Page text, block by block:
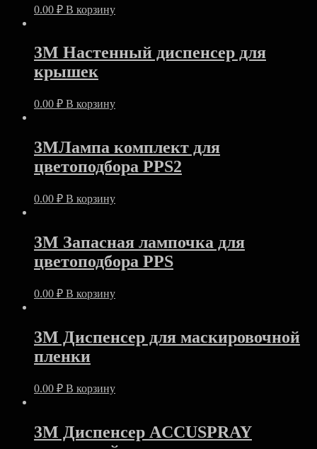
0.00 ₽ В корзину
3M Настенный диспенсер для
крышек
0.00 ₽ В корзину
3MЛампа комплект для
цветоподбора PPS2
0.00 ₽ В корзину
3M Запасная лампочка для
цветоподбора PPS
0.00 ₽ В корзину
3M Диспенсер для маскировочной
пленки
0.00 ₽ В корзину
3M Диспенсер ACCUSPRAY